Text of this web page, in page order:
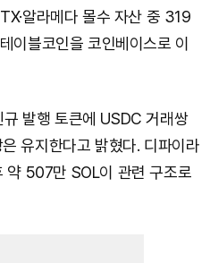
알라메다 몰수 자산 중 319
이블코인을 코인베이스로 이
발행 토큰에 USDC 거래쌍
유지한다고 밝혔다. 디파이라
약 507만 SOL이 관련 구조로